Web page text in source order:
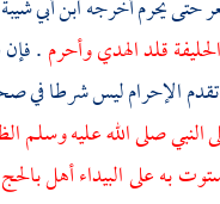
حتى يحرم أخرجهابن أبي شيبة
قلد الهدي وأحرم. فإن
الإحرام ليس شرطا في
النبي صلى الله عليه وسلم
به على البيداء أهل بالحج